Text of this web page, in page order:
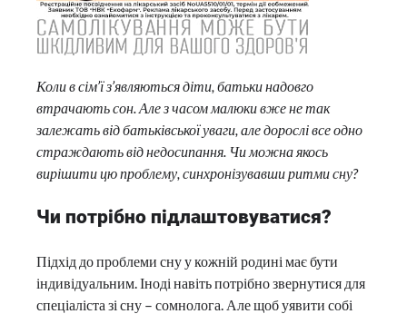
Коли в сім’ї з’являються діти, батьки надовго
втрачають сон. Але з часом малюки вже не так
залежать від батьківської уваги, але дорослі все одно
страждають від недосипання. Чи можна якось
вирішити цю проблему, синхронізувавши ритми сну?
Чи потрібно підлаштовуватися?
Підхід до проблеми сну у кожній родині має бути
індивідуальним. Іноді навіть потрібно звернутися для
спеціаліста зі сну – сомнолога. Але щоб уявити собі